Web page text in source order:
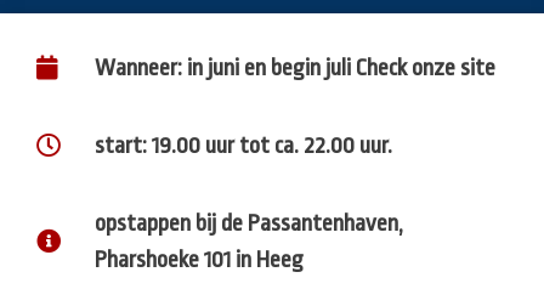
Wanneer: in juni en begin juli Check onze site
start: 19.00 uur tot ca. 22.00 uur.
opstappen bij de Passantenhaven,
Pharshoeke 101 in Heeg